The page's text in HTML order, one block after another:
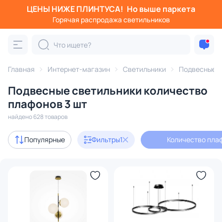
ЦЕНЫ НИЖЕ ПЛИНТУСА! Но выше паркета
Горячая распродажа светильников
Главная Интернет-магазин Светильники Подвесные
Подвесные светильники количество
плафонов 3 шт
найдено 628 товаров
Популярные Фильтры1 Количество
Фильтры
Категория: Подвесные светильники
шары подвесы одиночные светодиодные
Акции 133
с 3D-моделями
447